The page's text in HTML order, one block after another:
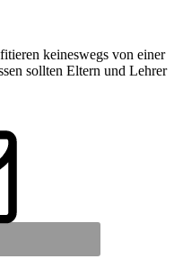
keineswegs von einer
sollten Eltern und Lehrer